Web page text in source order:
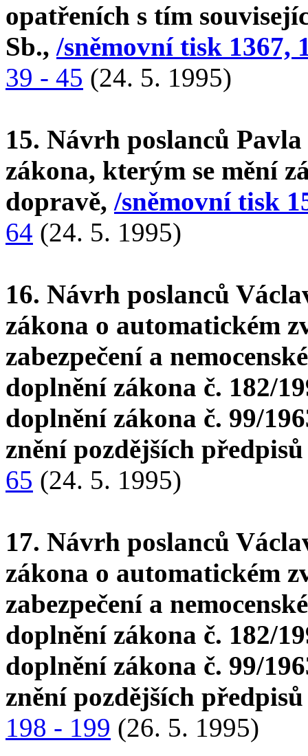
opatřeních s tím
Sb., /sněmovní tisk 1367,
39 - 45 (24. 5. 1995)
15. Návrh poslanců
zákona, kterým se mění
dopravě, /sněmovní tisk
64 (24. 5. 1995)
16. Návrh poslanců
zákona o automatickém
zabezpečení a
doplnění zákona č. 182/
doplnění zákona č. 99/
znění pozdějších
65 (24. 5. 1995)
17. Návrh poslanců
zákona o automatickém
zabezpečení a
doplnění zákona č. 182/
doplnění zákona č. 99/
znění pozdějších
198 - 199 (26. 5. 1995)